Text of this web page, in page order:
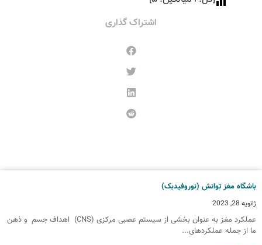
اشتراک گذاری
باشگاه مغز توانش (نوروفیدبک)
ژانویه 28, 2023
عملکرد مغز به عنوان بخشی از سیستم عصبی مرکزی (CNS) اهداف جسم و ذهن
ما از جمله عملکردهای...